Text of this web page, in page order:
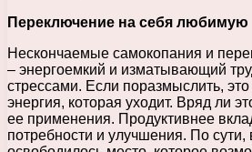
Переключение на себя любимую
Нескончаемые самокопания и
– энергоемкий и изматывающий
стрессами. Если поразмыслить, это
энергия, которая уходит. Вряд ли
ее применения. Продуктивнее
потребности и улучшения. По сути,